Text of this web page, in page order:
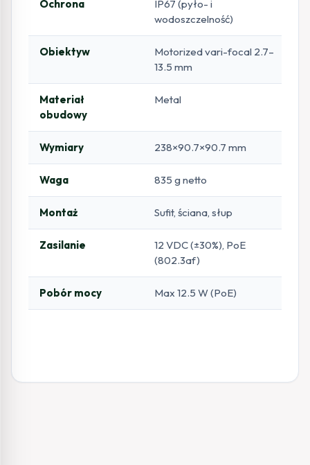
Ochrona
IP67 (pyło- i
wodoszczelność)
Obiektyw
Motorized vari-focal 2.7–
13.5 mm
Materiał
obudowy
Metal
Wymiary 238×90.7×90.7 mm
Waga 835 g netto
Montaż Sufit, ściana, słup
Zasilanie
12 VDC (±30%), PoE
(802.3af)
Pobór mocy Max 12.5 W (PoE)